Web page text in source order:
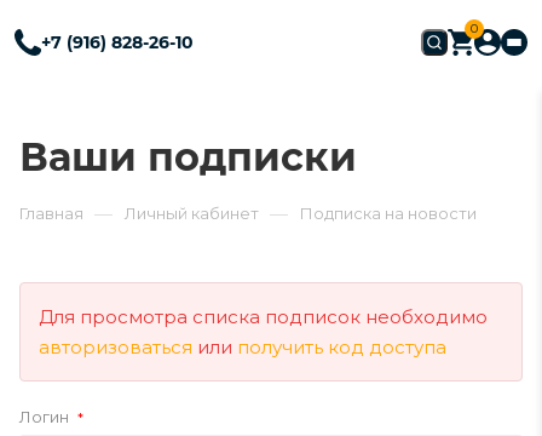
+7 (916) 828-26-10
0
Ваши подписки
Главная — Личный кабинет — Подписка на новости
Для просмотра списка подписок необходимо
авторизоваться или получить код доступа
Логин *